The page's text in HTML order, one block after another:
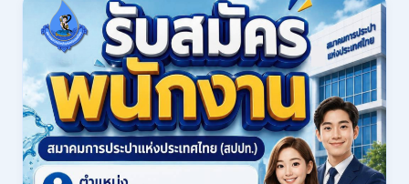
เงิน
เดือน
21780
/
สมัคร
ONLINE
13
กรกฎาคม
–
สมัค
รบ
งาน
ปวช.
ปวส.
และ
ป.ตรี
หลาย
สาขา